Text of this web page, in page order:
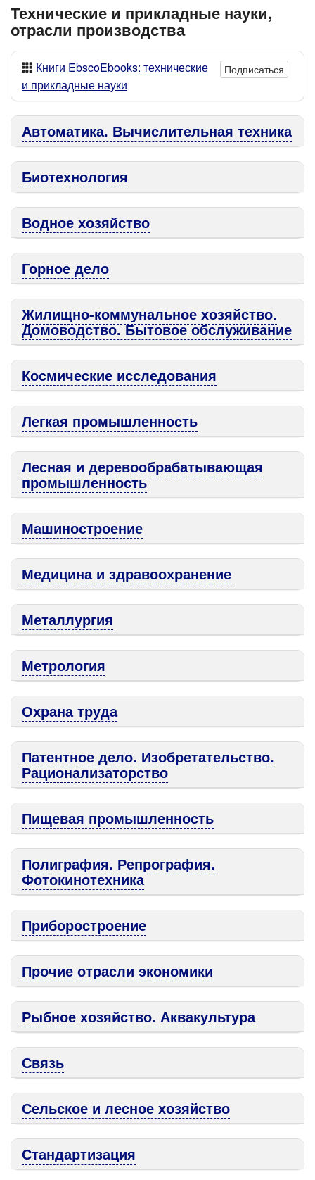
Технические и прикладные науки,
отрасли производства
Подписаться
Книги EbscoEbooks: технические
и прикладные науки
Автоматика. Вычислительная техника
Биотехнология
Водное хозяйство
Горное дело
Жилищно-коммунальное хозяйство.
Домоводство. Бытовое обслуживание
Космические исследования
Легкая промышленность
Лесная и деревообрабатывающая
промышленность
Машиностроение
Медицина и здравоохранение
Металлургия
Метрология
Охрана труда
Патентное дело. Изобретательство.
Рационализаторство
Пищевая промышленность
Полиграфия. Репрография.
Фотокинотехника
Приборостроение
Прочие отрасли экономики
Рыбное хозяйство. Аквакультура
Связь
Сельское и лесное хозяйство
Стандартизация